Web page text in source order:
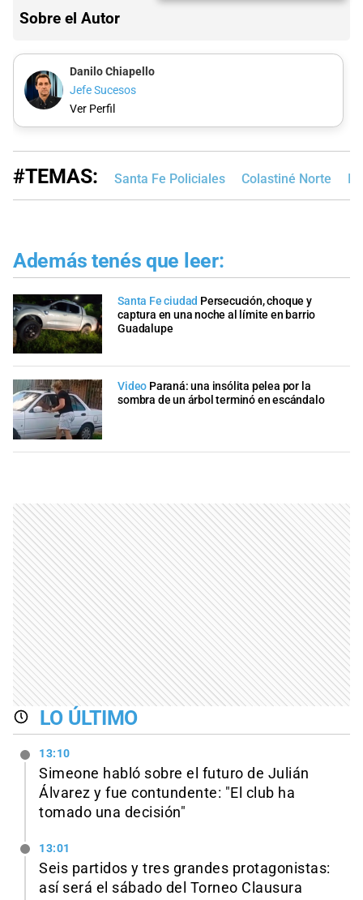
Sobre el Autor
Danilo Chiapello
Jefe Sucesos
Ver Perfil
#TEMAS: Santa Fe Policiales Colastiné Norte
Además tenés que leer:
Santa Fe ciudad Persecución, choque y
captura en una noche al límite en barrio
Guadalupe
Video Paraná: una insólita pelea por la
sombra de un árbol terminó en escándalo
LO ÚLTIMO
13:10
Simeone habló sobre el futuro de Julián
Álvarez y fue contundente: "El club ha
tomado una decisión"
13:01
Seis partidos y tres grandes protagonistas:
así será el sábado del Torneo Clausura